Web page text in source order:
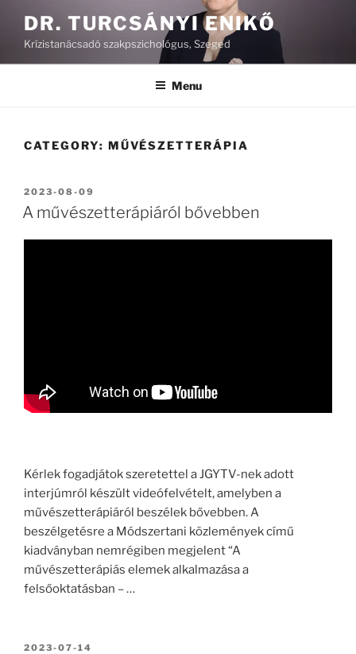
content
DR. TURCSÁNYI ENIKŐ
Krízistanácsadó szakpszichológus, Szeged
Menu
CATEGORY: MŰVÉSZETTERÁPIA
POSTED
ON
2023-08-09
A művészetterápiáról bővebben
Kérlek fogadjátok szeretettel a JGYTV-nek adott
interjúmról készült videófelvételt, amelyben a
művészetterápiáról beszélek bővebben. A
beszélgetésre a Módszertani közlemények című
kiadványban nemrégiben megjelent “A
művészetterápiás elemek alkalmazása a
felsőoktatásban – …
POSTED
2023-07-14